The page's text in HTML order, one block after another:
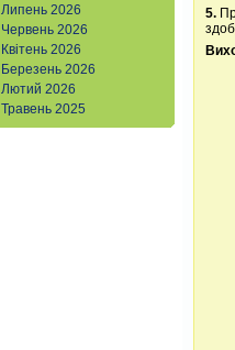
Липень 2026
Червень 2026
Квітень 2026
Березень 2026
Лютий 2026
Травень 2025
5.